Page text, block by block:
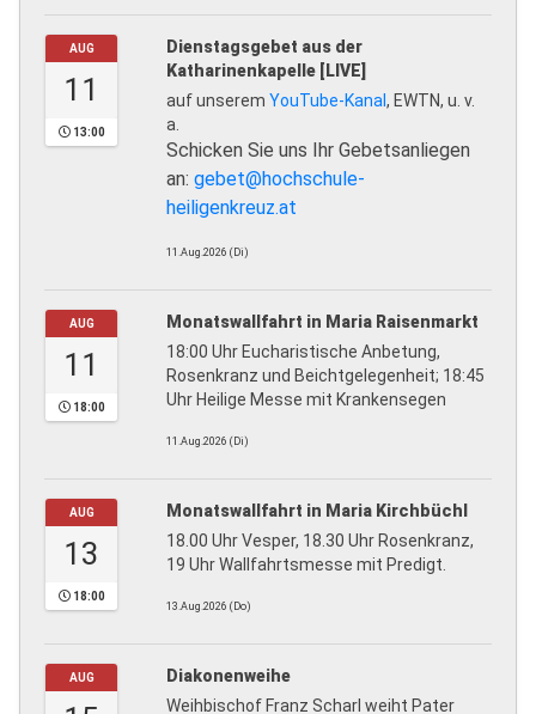
AUG
11
13:00
Dienstagsgebet aus der
Katharinenkapelle [LIVE]
auf unserem YouTube-Kanal, EWTN, u. v.
a.
Schicken Sie uns Ihr Gebetsanliegen
an: gebet@hochschule-
heiligenkreuz.at
11.Aug.2026 (Di)
AUG
11
18:00
Monatswallfahrt in Maria Raisenmarkt
18:00 Uhr Eucharistische Anbetung,
Rosenkranz und Beichtgelegenheit; 18:45
Uhr Heilige Messe mit Krankensegen
11.Aug.2026 (Di)
AUG
13
18:00
Monatswallfahrt in Maria Kirchbüchl
18.00 Uhr Vesper, 18.30 Uhr Rosenkranz,
19 Uhr Wallfahrtsmesse mit Predigt.
13.Aug.2026 (Do)
AUG
Diakonenweihe
Weihbischof Franz Scharl weiht Pater